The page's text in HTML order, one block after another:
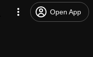
Open App